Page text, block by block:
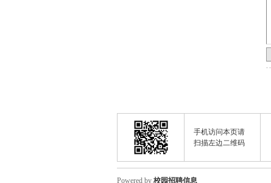
手机访问本页请
扫描左边二维码
Powered by 校园招聘信息